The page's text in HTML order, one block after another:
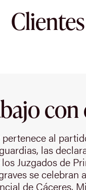
al
las
Juzgados de
se celebran
de Cáceres.